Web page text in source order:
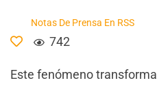
Notas De Prensa En RSS
742
Este fenómeno